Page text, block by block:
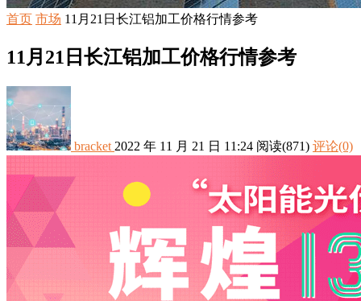
首页 市场 11月21日长江铝加工价格行情参考
11月21日长江铝加工价格行情参考
bracket 2022 年 11 月 21 日 11:24 阅读(871) 评论(0)